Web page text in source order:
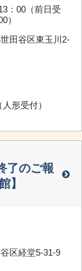
：00（前日受
）
田谷区東玉川2-
形受付）
了のご報
】
区経堂5-31-9